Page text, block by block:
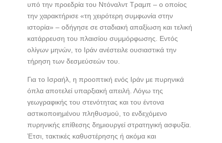
υπό την προεδρία του Ντόναλντ Τραμπ – ο οποίος
την χαρακτήρισε «τη χειρότερη συμφωνία στην
ιστορία» – οδήγησε σε σταδιακή απαξίωση και τελική
κατάρρευση του πλαισίου συμμόρφωσης. Εντός
ολίγων μηνών, το Ιράν ανέστειλε ουσιαστικά την
τήρηση των δεσμεύσεών του.
Για το Ισραήλ, η προοπτική ενός Ιράν με πυρηνικά
όπλα αποτελεί υπαρξιακή απειλή. Λόγω της
γεωγραφικής του στενότητας και του έντονα
αστικοποιημένου πληθυσμού, το ενδεχόμενο
πυρηνικής επίθεσης δημιουργεί στρατηγική ασφυξία.
Έτσι, τακτικές καθυστέρησης ή ακόμα και